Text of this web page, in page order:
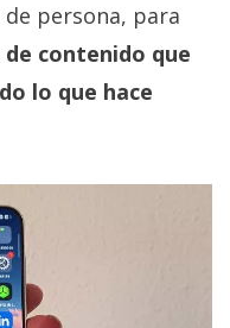
persona, para
contenido que
lo que hace